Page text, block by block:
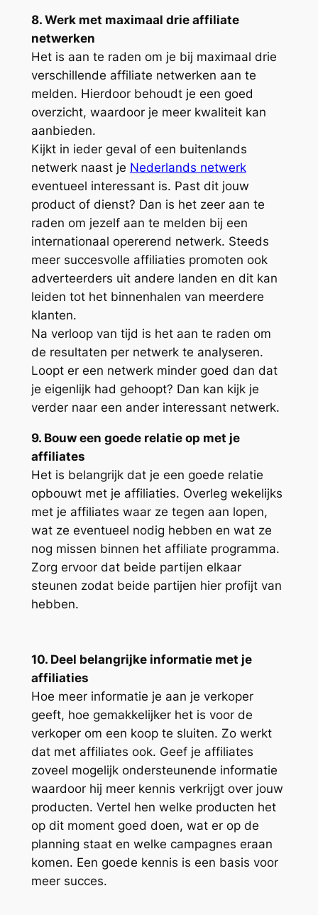
8. Werk met maximaal drie affiliate
netwerken
Het is aan te raden om je bij maximaal drie
verschillende affiliate netwerken aan te
melden. Hierdoor behoudt je een goed
overzicht, waardoor je meer kwaliteit kan
aanbieden.
Kijkt in ieder geval of een buitenlands
netwerk naast je Nederlands netwerk
eventueel interessant is. Past dit jouw
product of dienst? Dan is het zeer aan te
raden om jezelf aan te melden bij een
internationaal opererend netwerk. Steeds
meer succesvolle affiliaties promoten ook
adverteerders uit andere landen en dit kan
leiden tot het binnenhalen van meerdere
klanten.
Na verloop van tijd is het aan te raden om
de resultaten per netwerk te analyseren.
Loopt er een netwerk minder goed dan dat
je eigenlijk had gehoopt? Dan kan kijk je
verder naar een ander interessant netwerk.
9. Bouw een goede relatie op met je
affiliates
Het is belangrijk dat je een goede relatie
opbouwt met je affiliaties. Overleg wekelijks
met je affiliates waar ze tegen aan lopen,
wat ze eventueel nodig hebben en wat ze
nog missen binnen het affiliate programma.
Zorg ervoor dat beide partijen elkaar
steunen zodat beide partijen hier profijt van
hebben.
10. Deel belangrijke informatie met je
affiliaties
Hoe meer informatie je aan je verkoper
geeft, hoe gemakkelijker het is voor de
verkoper om een koop te sluiten. Zo werkt
dat met affiliates ook. Geef je affiliates
zoveel mogelijk ondersteunende informatie
waardoor hij meer kennis verkrijgt over jouw
producten. Vertel hen welke producten het
op dit moment goed doen, wat er op de
planning staat en welke campagnes eraan
komen. Een goede kennis is een basis voor
meer succes.